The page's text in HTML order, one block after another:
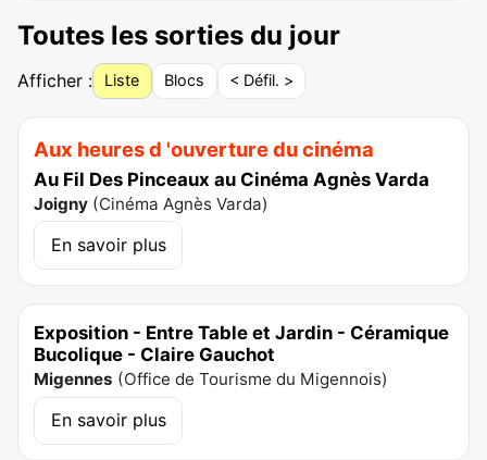
Toutes les sorties du jour
Afficher : Liste Blocs < Défil. >
Aux heures d 'ouverture du cinéma
Au Fil Des Pinceaux au Cinéma Agnès Varda
Joigny (Cinéma Agnès Varda)
En savoir plus
Exposition - Entre Table et Jardin - Céramique
Bucolique - Claire Gauchot
Migennes (Office de Tourisme du Migennois)
En savoir plus